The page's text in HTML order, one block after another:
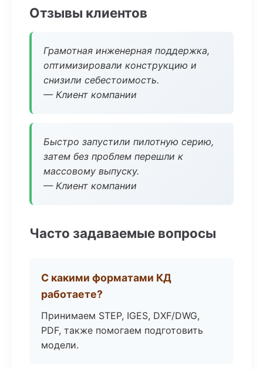
Отзывы клиентов
Грамотная инженерная поддержка,
оптимизировали конструкцию и
снизили себестоимость.
— Клиент компании
Быстро запустили пилотную серию,
затем без проблем перешли к
массовому выпуску.
— Клиент компании
Часто задаваемые вопросы
С какими форматами КД
работаете?
Принимаем STEP, IGES, DXF/DWG,
PDF, также помогаем подготовить
модели.